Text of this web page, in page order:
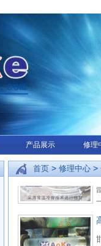
产品展示 修理
首页 > 修理中心 >